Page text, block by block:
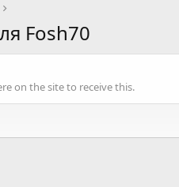
Fosh70
on the site to receive this.